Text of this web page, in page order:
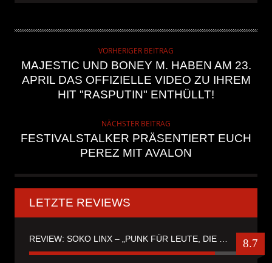
VORHERIGER BEITRAG
MAJESTIC UND BONEY M. HABEN AM 23.
APRIL DAS OFFIZIELLE VIDEO ZU IHREM
HIT "RASPUTIN" ENTHÜLLT!
NÄCHSTER BEITRAG
FESTIVALSTALKER PRÄSENTIERT EUCH
PEREZ MIT AVALON
LETZTE REVIEWS
8.7